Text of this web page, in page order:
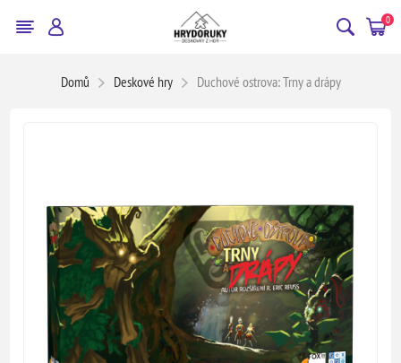
0
Domů Deskové hry Duchové ostrova: Trny a drápy